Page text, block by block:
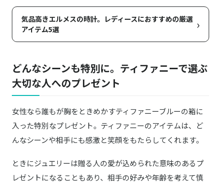
気品高きエルメスの時計。レディースにおすすめの厳選
アイテム5選
›
どんなシーンも特別に。ティファニーで選ぶ
大切な人へのプレゼント
女性なら誰もが胸をときめかすティファニーブルーの箱に
入った特別なプレゼント。ティファニーのアイテムは、ど
んなシーンや相手にも感激と笑顔をもたらしてくれます。
ときにジュエリーは贈る人の愛が込められた意味のあるプ
レゼントになることもあり、相手の好みや年齢を考えて慎